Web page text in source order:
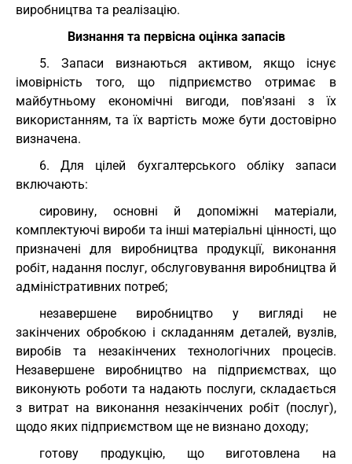
виробництва та реалізацію.
Визнання та первісна оцінка запасів
5. Запаси визнаються активом, якщо існує
імовірність того, що підприємство отримає в
майбутньому економічні вигоди, пов'язані з їх
використанням, та їх вартість може бути достовірно
визначена.
6. Для цілей бухгалтерського обліку запаси
включають:
сировину, основні й допоміжні матеріали,
комплектуючі вироби та інші матеріальні цінності, що
призначені для виробництва продукції, виконання
робіт, надання послуг, обслуговування виробництва й
адміністративних потреб;
незавершене виробництво у вигляді не
закінчених обробкою і складанням деталей, вузлів,
виробів та незакінчених технологічних процесів.
Незавершене виробництво на підприємствах, що
виконують роботи та надають послуги, складається
з витрат на виконання незакінчених робіт (послуг),
щодо яких підприємством ще не визнано доходу;
готову продукцію, що виготовлена на